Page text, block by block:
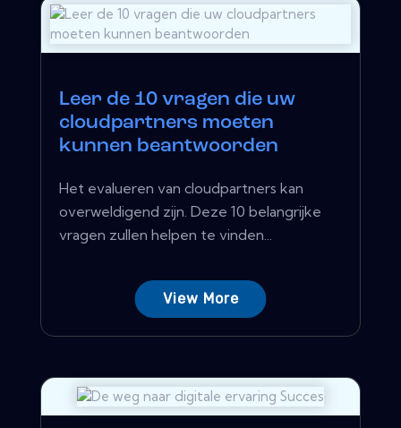
Leer de 10 vragen die uw
cloudpartners moeten
kunnen beantwoorden
Het evalueren van cloudpartners kan
overweldigend zijn. Deze 10 belangrijke
vragen zullen helpen te vinden...
View More